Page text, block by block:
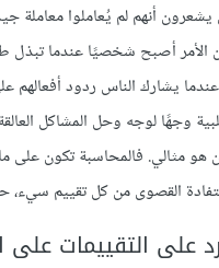
يشعرون أنهم لم يُعاملوا
الأمر أصبح شخصيًا عندما
عندما يشارك الناس ردود
وجهًا لوجه وحل المشاكل
مثالي. فالمحاسبة تكون على ما
القصوى من كل تقييم
على التقييمات على